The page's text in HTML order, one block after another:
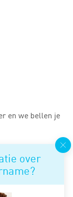
over
en we bellen je